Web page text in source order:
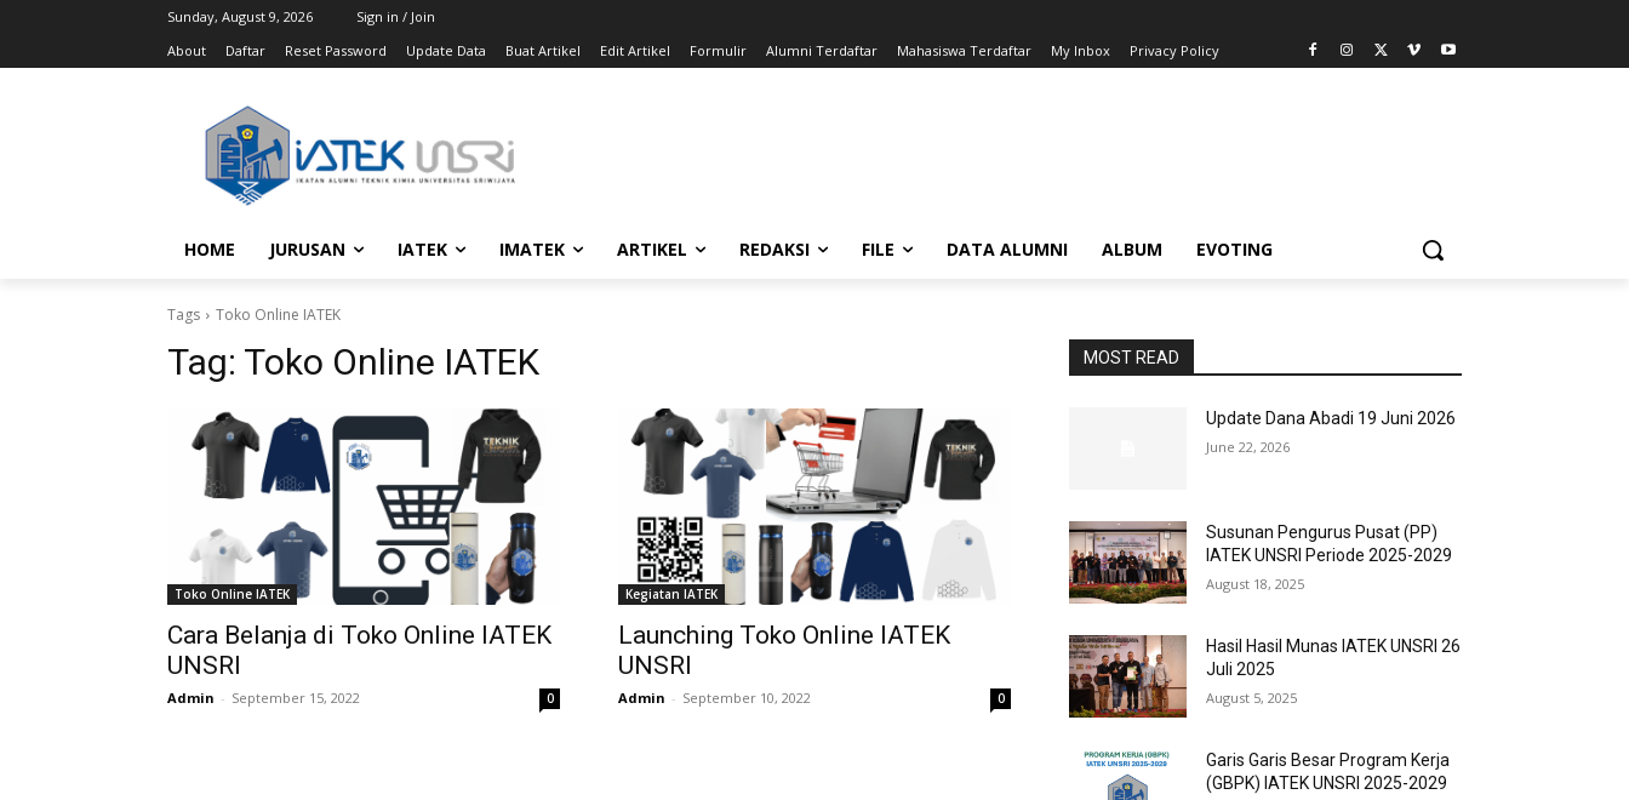
Sunday, August 9, 2026
Sign in / Join
About
Daftar Reset Password Update Data Buat Artikel Edit Artikel Formulir Alumni Terdaftar Mahasiswa Terdaftar My Inbox Privacy Policy
HOME JURUSAN IATEK IMATEK ARTIKEL REDAKSI FILE DATA ALUMNI ALBUM EVOTING
Tags Toko Online IATEK
Tag: Toko Online IATEK
Toko Online IATEK
Cara Belanja di Toko Online IATEK
UNSRI
Admin - September 15, 2022 0
Kegiatan IATEK
Launching Toko Online IATEK
UNSRI
Admin - September 10, 2022 0
MOST READ
Update Dana Abadi 19 Juni 2026
June 22, 2026
Susunan Pengurus Pusat (PP)
IATEK UNSRI Periode 2025-2029
August 18, 2025
Hasil Hasil Munas IATEK UNSRI 26
Juli 2025
August 5, 2025
Garis Garis Besar Program Kerja
(GBPK) IATEK UNSRI 2025-2029